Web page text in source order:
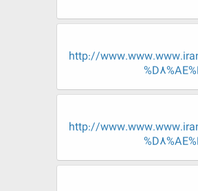
http://
http://